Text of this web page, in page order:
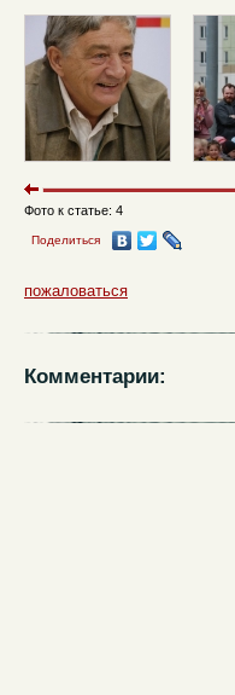
Фото к статье: 4
Поделиться
пожаловаться
Комментарии: